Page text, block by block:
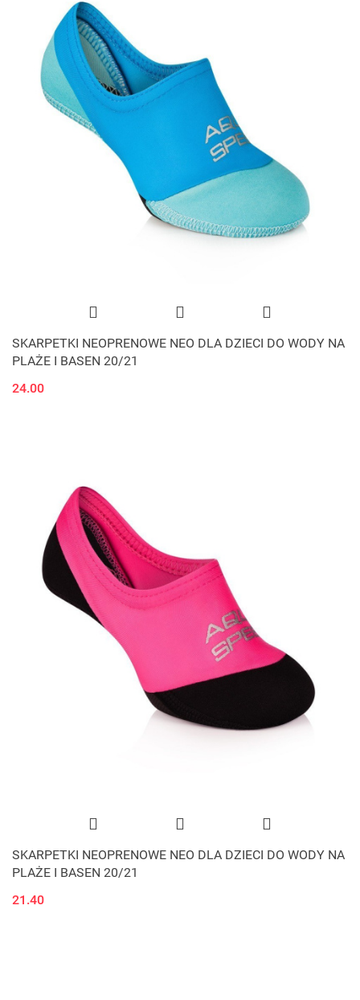
SKARPETKI NEOPRENOWE NEO DLA DZIECI DO WODY NA
PLAŻE I BASEN 20/21
24.00
SKARPETKI NEOPRENOWE NEO DLA DZIECI DO WODY NA
PLAŻE I BASEN 20/21
21.40